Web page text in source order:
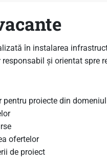
în instalarea
responsabil și orientat spre
proiecte din
ofertelor
de proiect